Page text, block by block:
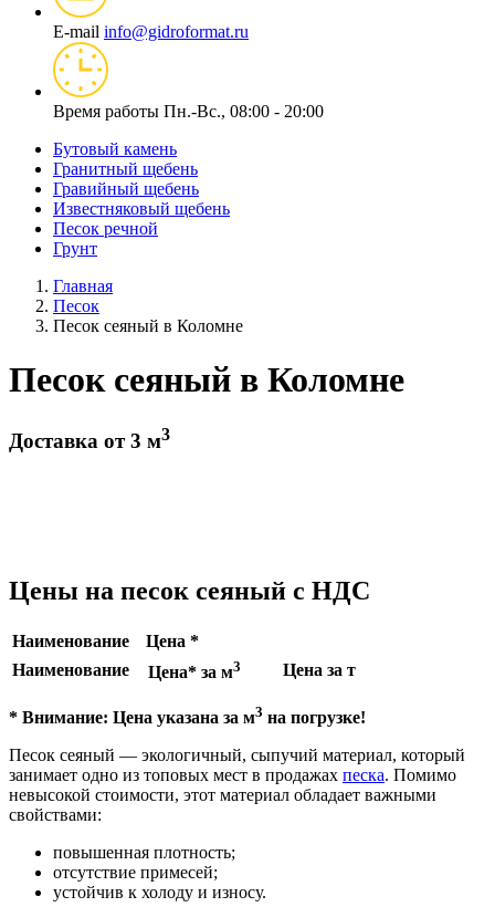
E-mail info@gidroformat.ru
Время работы Пн.-Вс., 08:00 - 20:00
Бутовый камень
Гранитный щебень
Гравийный щебень
Известняковый щебень
Песок речной
Грунт
Главная
Песок
Песок сеяный в Коломне
Песок сеяный в Коломне
Доставка от 3 м3
Цены на песок сеяный с НДС
Наименование
Цена *
Наименование
Цена* за м3 Цена за т
* Внимание: Цена указана за м3 на погрузке!
Песок сеяный — экологичный, сыпучий материал, который
занимает одно из топовых мест в продажах песка. Помимо
невысокой стоимости, этот материал обладает важными
свойствами:
повышенная плотность;
отсутствие примесей;
устойчив к холоду и износу.